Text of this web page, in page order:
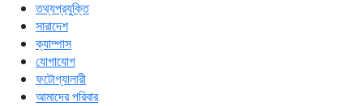
তথ্যপ্রযুক্তি
সারাদেশ
ক্যাম্পাস
যোগাযোগ
ফটোগ্যালারী
আমাদের পরিবার